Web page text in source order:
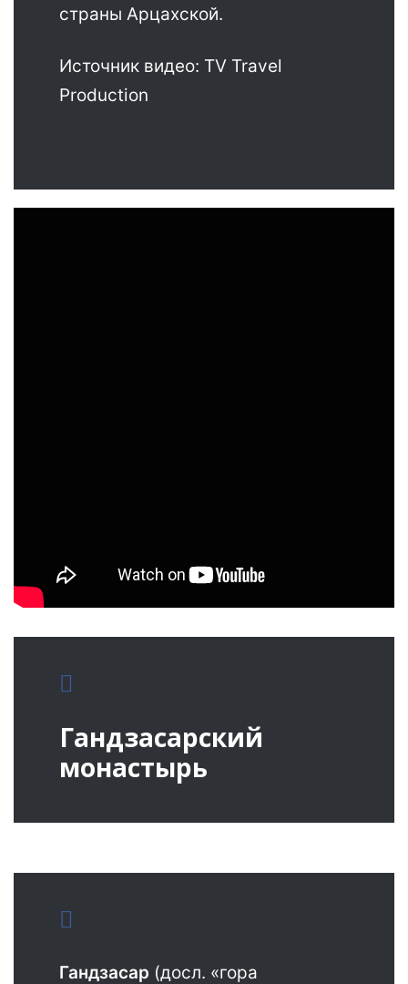
страны Арцахской.
Источник видео: TV Travel
Production
Гандзасарский
монастырь
Гандзасар (досл. «гора